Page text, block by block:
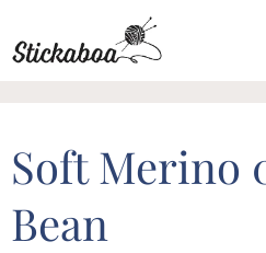
Soft Merino
Bean